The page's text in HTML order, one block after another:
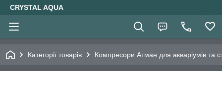
CRYSTAL AQUA
Категорії товарів Компресори Атман для акваріумів та